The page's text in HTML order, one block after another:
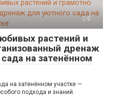
0
растений и
дренаж
на затенённом
на затенённом участке —
подхода и знаний.